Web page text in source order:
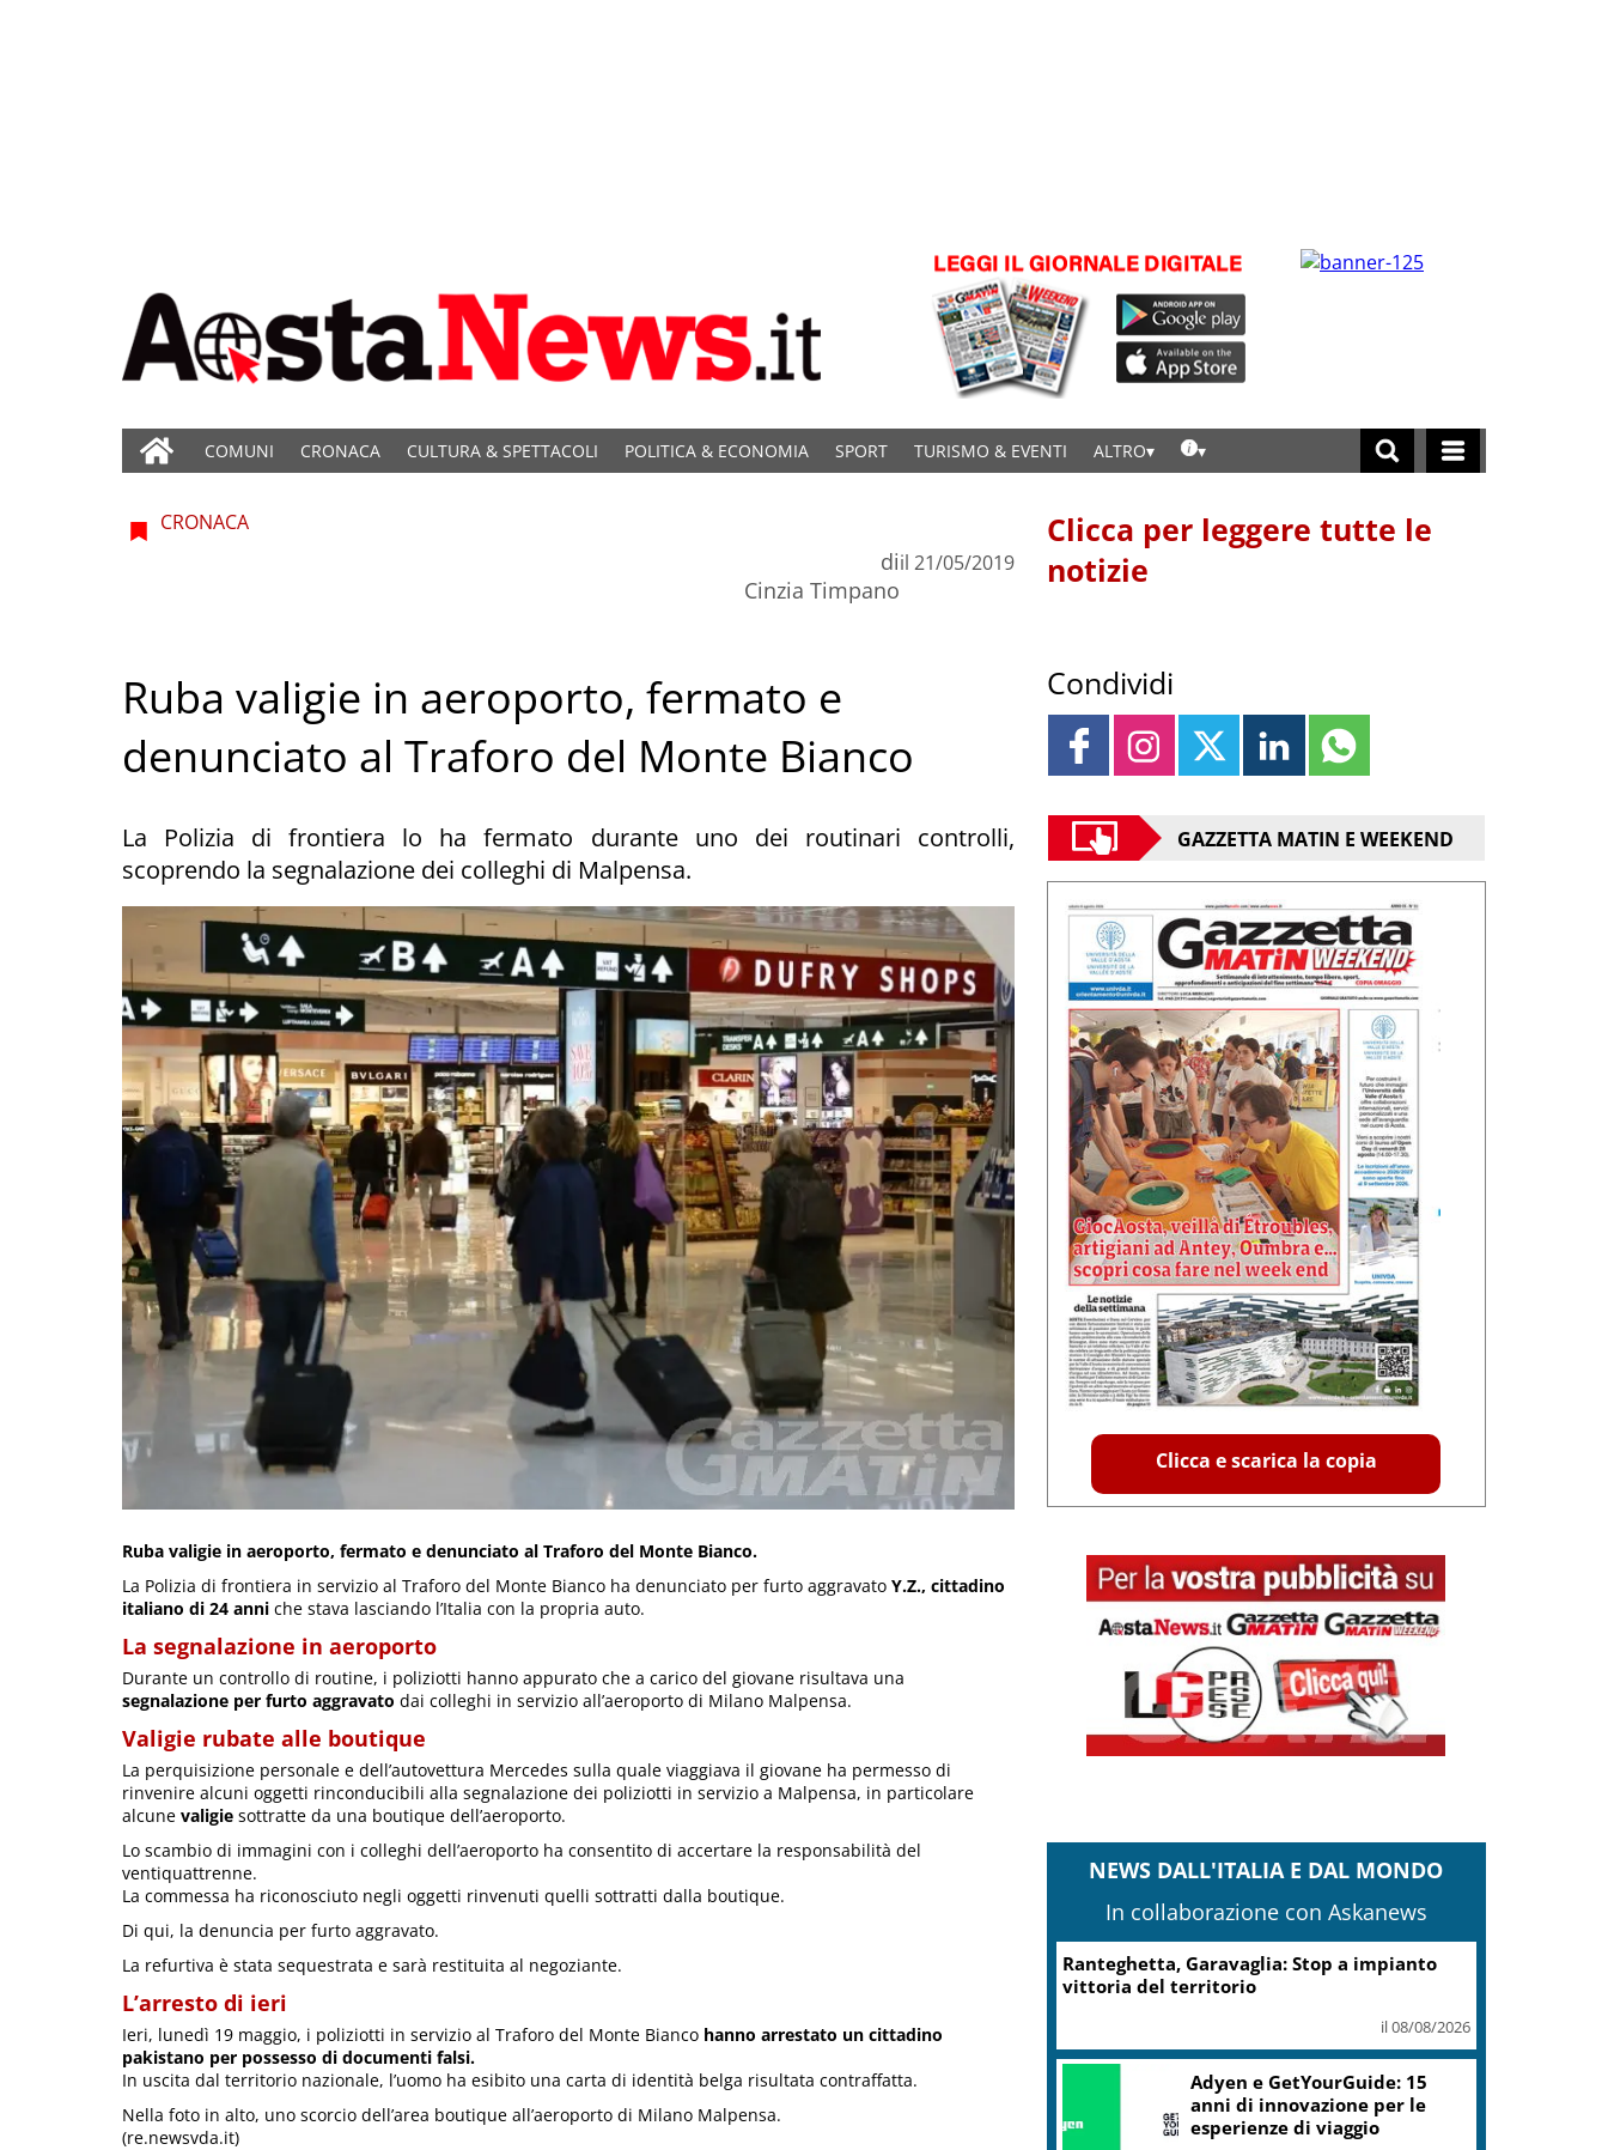
COMUNI CRONACA CULTURA & SPETTACOLI POLITICA & ECONOMIA SPORT TURISMO & EVENTI ALTRO
CRONACA
di
Cinzia Timpano
il 21/05/2019
Ruba valigie in aeroporto, fermato e
denunciato al Traforo del Monte Bianco
La Polizia di frontiera lo ha fermato durante uno dei routinari controlli,
scoprendo la segnalazione dei colleghi di Malpensa.
Ruba valigie in aeroporto, fermato e denunciato al Traforo del Monte Bianco.
La Polizia di frontiera in servizio al Traforo del Monte Bianco ha denunciato per furto aggravato Y.Z., cittadino
italiano di 24 anni che stava lasciando l’Italia con la propria auto.
La segnalazione in aeroporto
Durante un controllo di routine, i poliziotti hanno appurato che a carico del giovane risultava una
segnalazione per furto aggravato dai colleghi in servizio all’aeroporto di Milano Malpensa.
Valigie rubate alle boutique
La perquisizione personale e dell’autovettura Mercedes sulla quale viaggiava il giovane ha permesso di
rinvenire alcuni oggetti rinconducibili alla segnalazione dei poliziotti in servizio a Malpensa, in particolare
alcune valigie sottratte da una boutique dell’aeroporto.
Lo scambio di immagini con i colleghi dell’aeroporto ha consentito di accertare la responsabilità del
ventiquattrenne.
La commessa ha riconosciuto negli oggetti rinvenuti quelli sottratti dalla boutique.
Di qui, la denuncia per furto aggravato.
La refurtiva è stata sequestrata e sarà restituita al negoziante.
L’arresto di ieri
Ieri, lunedì 19 maggio, i poliziotti in servizio al Traforo del Monte Bianco hanno arrestato un cittadino
pakistano per possesso di documenti falsi.
In uscita dal territorio nazionale, l’uomo ha esibito una carta di identità belga risultata contraffatta.
Nella foto in alto, uno scorcio dell’area boutique all’aeroporto di Milano Malpensa.
(re.newsvda.it)
Clicca per leggere tutte le
notizie
Condividi
GAZZETTA MATIN E WEEKEND
Clicca e scarica la copia
NEWS DALL'ITALIA E DAL MONDO
In collaborazione con Askanews
Ranteghetta, Garavaglia: Stop a impianto
vittoria del territorio
il 08/08/2026
Adyen e GetYourGuide: 15
anni di innovazione per le
esperienze di viaggio